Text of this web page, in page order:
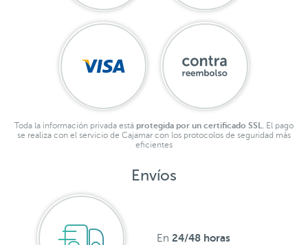
Toda la información privada está protegida por un certificado SSL. El pago
se realiza con el servicio de Cajamar con los protocolos de seguridad más
eficientes
Envíos
En 24/48 horas